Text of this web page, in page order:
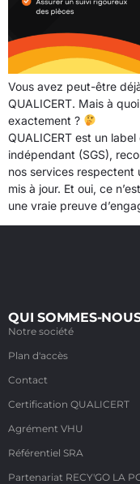
Vous avez peut-être
QUALICERT. Mais à
exactement ?
QUALICERT est un
indépendant (SGS),
nos services respectent
mis à jour. Et oui, ce
une vraie preuve
QUI SOMMES-
Notre société
Plan d'accès
Contact
Certification QUALICERT
Agrément VHU
Référentiel SRA
Partenariat RECY'GO LA